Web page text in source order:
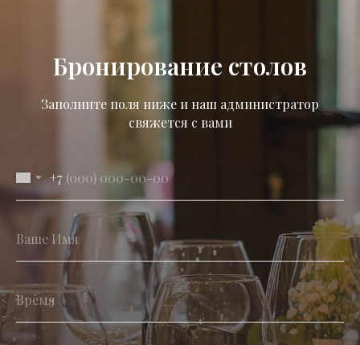
Бронирование столов
Заполните поля ниже и наш администратор
свяжется с вами
+7